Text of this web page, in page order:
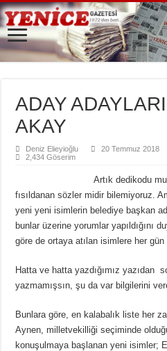
ADAY
AKAY
Deniz Elieyioğlu 20 Temmuz 2018
2,434 Göserim
Artık dedikodu
fısıldanan sözler midir bilemiyoruz.
yeni yeni isimlerin belediye başkan
bunlar üzerine yorumlar yapıldığını
göre de ortaya atılan isimlere her gün
Hatta ve hatta yazdığımız yazıdan
yazmamışsın, şu da var bilgilerini
Bunlara göre, en kalabalık liste her
Aynen, milletvekilliği seçiminde
konuşulmaya başlanan yeni isimler;